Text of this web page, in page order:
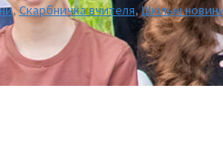
,Скарбничка вчителя,Шкільні